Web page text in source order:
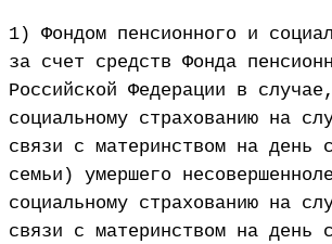
1) Фондом пенсионного и
за счет средств Фонда
Российской Федерации в
социальному страхованию на
связи с материнством на день
семьи) умершего
социальному страхованию на
связи с материнством на день